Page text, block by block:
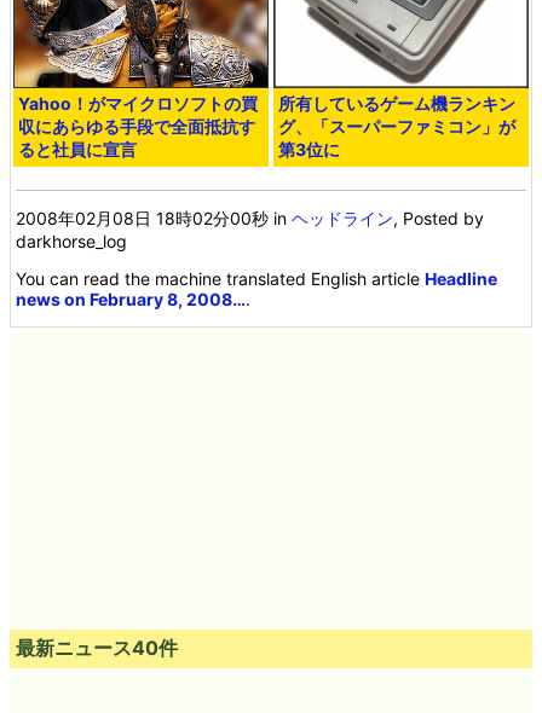
Yahoo！がマイクロソフトの買
収にあらゆる手段で全面抵抗す
ると社員に宣言
所有しているゲーム機ランキン
グ、「スーパーファミコン」が
第3位に
2008年02月08日 18時02分00秒 inヘッドライン, Posted by
darkhorse_log
You can read the machine translated English articleHeadline
news on February 8, 2008….
最新ニュース40件